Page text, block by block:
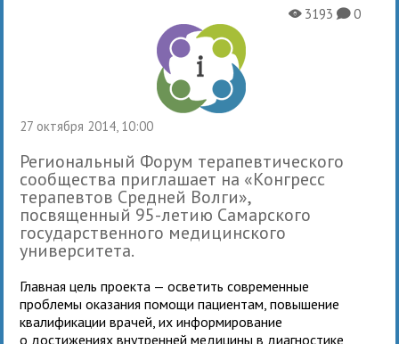
27 октября 2014, 10:00
X3193K0
Региональный Форум терапевтического
сообщества приглашает на «Конгресс
терапевтов Средней Волги»,
посвященный 95-летию Самарского
государственного медицинского
университета.
Главная цель проекта — осветить современные
проблемы оказания помощи пациентам, повышение
квалификации врачей, их информирование
о достижениях внутренней медицины в диагностике